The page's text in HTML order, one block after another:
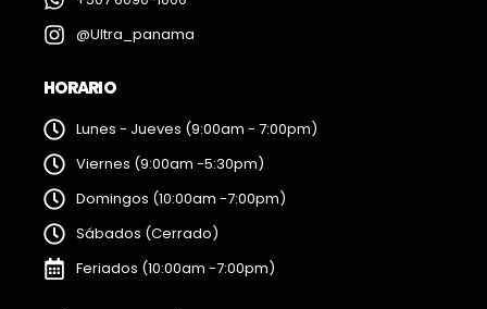
@Ultra_panama
HORARIO
Lunes - Jueves (9:00am - 7:00pm)
Viernes (9:00am -5:30pm)
Domingos (10:00am -7:00pm)
Sábados (Cerrado)
Feriados (10:00am -7:00pm)